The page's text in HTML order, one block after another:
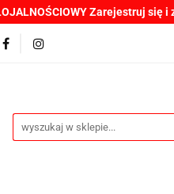
Zarejestruj się
BESTSELLERY